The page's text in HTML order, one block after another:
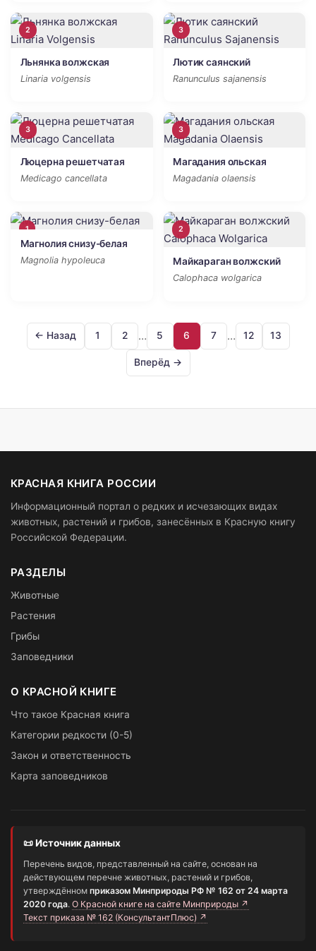
2
Льнянка волжская
Linaria volgensis
3
Лютик саянский
Ranunculus sajanensis
3
Люцерна решетчатая
Medicago cancellata
3
Магадания ольская
Magadania olaensis
1
Магнолия снизу-белая
Magnolia hypoleuca
2
Майкараган волжский
Calophaca wolgarica
← Назад 1 2 … 5 6 7 … 12 13
Вперёд →
КРАСНАЯ КНИГА РОССИИ
Информационный портал о редких и исчезающих видах
животных, растений и грибов, занесённых в Красную книгу
Российской Федерации.
РАЗДЕЛЫ
Животные
Растения
Грибы
Заповедники
О КРАСНОЙ КНИГЕ
Что такое Красная книга
Категории редкости (0-5)
Закон и ответственность
Карта заповедников
📜 Источник данных
Перечень видов, представленный на сайте, основан на
действующем перечне животных, растений и грибов,
утверждённом приказом Минприроды РФ № 162 от 24 марта
2020 года. О Красной книге на сайте Минприроды ↗
Текст приказа № 162 (КонсультантПлюс) ↗